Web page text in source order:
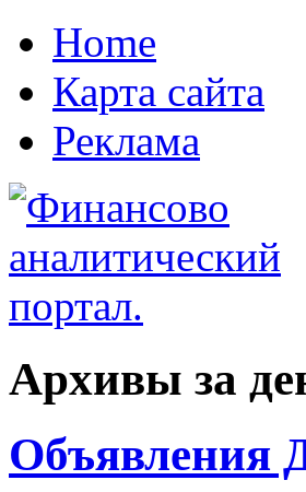
Home
Карта сайта
Реклама
Архивы за
Объявления